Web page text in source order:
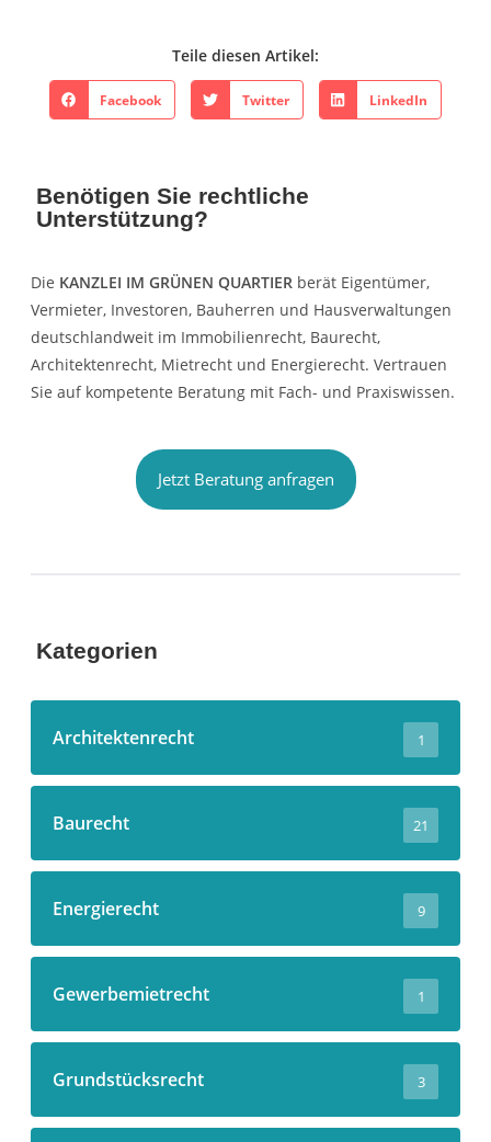
Teile diesen Artikel:
Facebook Twitter LinkedIn
Benötigen Sie rechtliche
Unterstützung?
Die KANZLEI IM GRÜNEN QUARTIER berät Eigentümer,
Vermieter, Investoren, Bauherren und Hausverwaltungen
deutschlandweit im Immobilienrecht, Baurecht,
Architektenrecht, Mietrecht und Energierecht. Vertrauen
Sie auf kompetente Beratung mit Fach- und Praxiswissen.
Jetzt Beratung anfragen
Kategorien
Architektenrecht 1
Baurecht 21
Energierecht 9
Gewerbemietrecht 1
Grundstücksrecht 3